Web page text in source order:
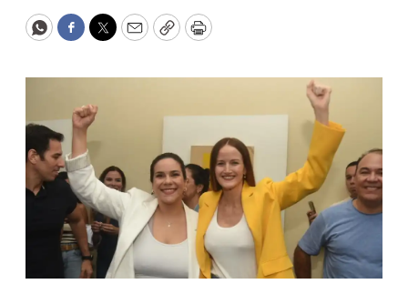
WhatsApp
Facebook
Twitter
EmailCopyPrint